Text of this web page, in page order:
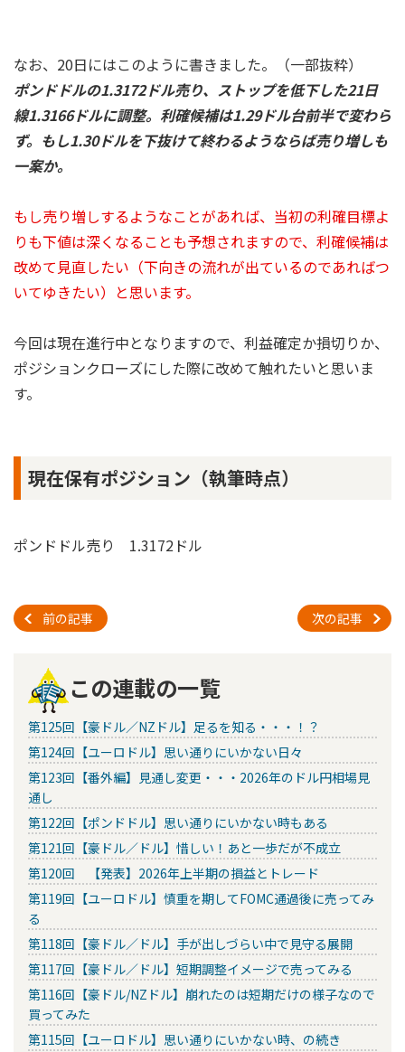
なお、20日にはこのように書きました。（一部抜粋）
ポンドドルの1.3172ドル売り、ストップを低下した21日
線1.3166ドルに調整。利確候補は1.29ドル台前半で変わら
ず。もし1.30ドルを下抜けて終わるようならば売り増しも
一案か。
もし売り増しするようなことがあれば、当初の利確目標よ
りも下値は深くなることも予想されますので、利確候補は
改めて見直したい（下向きの流れが出ているのであればつ
いてゆきたい）と思います。
今回は現在進行中となりますので、利益確定か損切りか、
ポジションクローズにした際に改めて触れたいと思いま
す。
現在保有ポジション（執筆時点）
ポンドドル売り 1.3172ドル
前の記事 次の記事
この連載の一覧
第125回【豪ドル／NZドル】足るを知る・・・！？
第124回【ユーロドル】思い通りにいかない日々
第123回【番外編】見通し変更・・・2026年のドル円相場見
通し
第122回【ポンドドル】思い通りにいかない時もある
第121回【豪ドル／ドル】惜しい！あと一歩だが不成立
第120回 【発表】2026年上半期の損益とトレード
第119回【ユーロドル】慎重を期してFOMC通過後に売ってみ
る
第118回【豪ドル／ドル】手が出しづらい中で見守る展開
第117回【豪ドル／ドル】短期調整イメージで売ってみる
第116回【豪ドル/NZドル】崩れたのは短期だけの様子なので
買ってみた
第115回【ユーロドル】思い通りにいかない時、の続き